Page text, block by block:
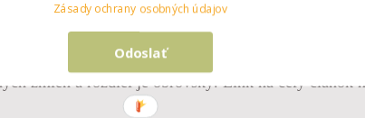
Odoslať
Zásady ochrany osobných údajov